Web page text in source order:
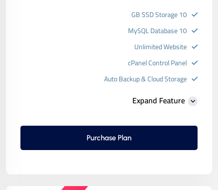
10 GB SSD Storage
10 MySQL Database
Unlimited Website
cPanel Control Panel
Auto Backup & Cloud Storage
Free Supersonic CDN
Automatic SSL installation
Expand Feature
Purchase Plan